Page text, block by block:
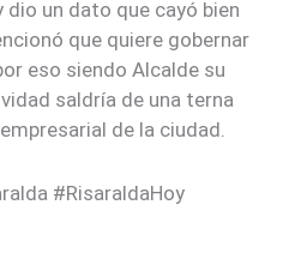
dio un dato que cayó bien
que quiere gobernar
eso siendo Alcalde su
saldría de una terna
de la ciudad.
#RisaraldaHoy